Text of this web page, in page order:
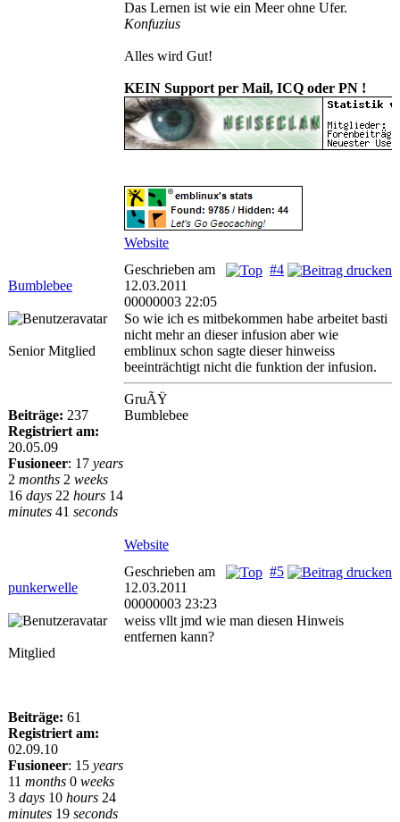
Das Lernen ist wie ein Meer ohne Ufer.
Konfuzius
Alles wird Gut!
KEIN Support per Mail, ICQ oder PN !
Website
Bumblebee
#4
Geschrieben am
12.03.2011
00000003 22:05
Senior Mitglied
Beiträge: 237
Registriert am:
20.05.09
Fusioneer: 17 years
2 months 2 weeks
16 days 22 hours 14
minutes 41 seconds
So wie ich es mitbekommen habe arbeitet basti
nicht mehr an dieser infusion aber wie
emblinux schon sagte dieser hinweiss
beeinträchtigt nicht die funktion der infusion.
GruÃŸ
Bumblebee
Website
punkerwelle
#5
Geschrieben am
12.03.2011
00000003 23:23
Mitglied
Beiträge: 61
Registriert am:
02.09.10
Fusioneer: 15 years
11 months 0 weeks
3 days 10 hours 24
minutes 19 seconds
weiss vllt jmd wie man diesen Hinweis
entfernen kann?